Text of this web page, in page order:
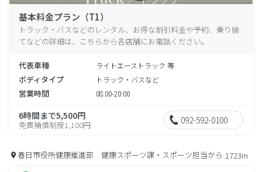
基本料金プラン（T1）
トラック・バスなどのレンタル、お得な割引料金や予約、乗り捨
てなどの詳細は、こちらから各店舗にお電話ください。
代表車種 ライトエーストラック 等
ボディタイプ トラック・バスなど
営業時間 08:00-20:00
6時間まで5,500円
免責補償制度1,100円 092-592-0100
春日市役所健康推進部 健康スポーツ課・スポーツ担当から 1723m